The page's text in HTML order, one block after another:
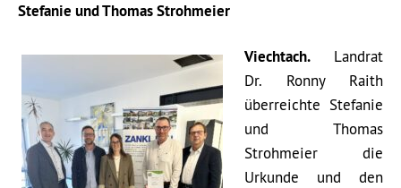
Stefanie und Thomas Strohmeier
Viechtach. Landrat
Dr. Ronny Raith
überreichte Stefanie
und Thomas
Strohmeier die
Urkunde und den